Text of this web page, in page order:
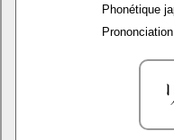
Phonétique